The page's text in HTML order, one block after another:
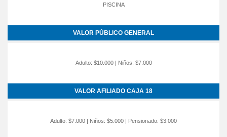
PISCINA
VALOR PÚBLICO GENERAL
Adulto: $10.000 | Niños: $7.000
VALOR AFILIADO CAJA 18
Adulto: $7.000 | Niños: $5.000 | Pensionado: $3.000